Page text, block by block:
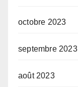
octobre 2023
septembre 2023
août 2023